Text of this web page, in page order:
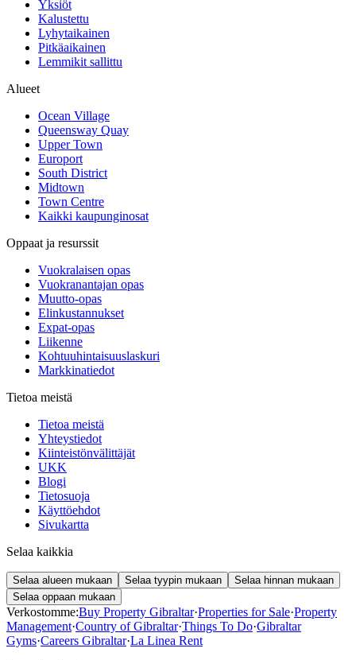
Yksiöt
Kalustettu
Lyhytaikainen
Pitkäaikainen
Lemmikit sallittu
Alueet
Ocean Village
Queensway Quay
Upper Town
Europort
South District
Midtown
Town Centre
Kaikki kaupunginosat
Oppaat ja resurssit
Vuokralaisen opas
Vuokranantajan opas
Muutto-opas
Elinkustannukset
Expat-opas
Liikenne
Kohtuuhintaisuuslaskuri
Markkinatiedot
Tietoa meistä
Tietoa meistä
Yhteystiedot
Kiinteistönvälittäjät
UKK
Blogi
Tietosuoja
Käyttöehdot
Sivukartta
Selaa kaikkia
Selaa alueen mukaan Selaa tyypin mukaan
Selaa hinnan mukaan
Selaa oppaan mukaan
Verkostomme:Buy Property Gibraltar·Properties for Sale·Property
Management·Country of Gibraltar·Things To Do·Gibraltar
Gyms·Careers Gibraltar·La Linea Rent